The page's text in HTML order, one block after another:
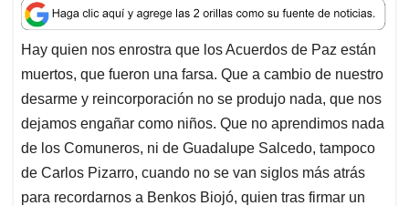
a
t
s
A
p
p
c
e
b
o
o
k
n
k
e
d
I
n
a
i
l
r
e
a
d
s
Hay quien nos enrostra que los Acuerdos de Paz están
muertos, que fueron una farsa. Que a cambio de nuestro
desarme y reincorporación no se produjo nada, que nos
dejamos engañar como niños. Que no aprendimos nada
de los Comuneros, ni de Guadalupe Salcedo, tampoco
de Carlos Pizarro, cuando no se van siglos más atrás
para recordarnos a Benkos Biojó, quien tras firmar un